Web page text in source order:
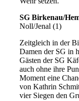
SG Birkenau/
Noll/Jenal (1)
Zeitgleich in der
Damen der SG in
Gästen der SG
auch ohne ihre
Moment eine
von Kathrin
vier Siegen den